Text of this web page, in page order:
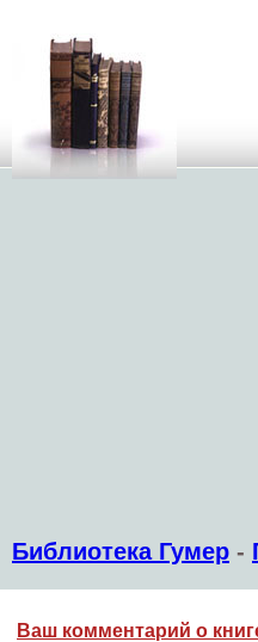
Библиотека Гумер -
Ваш комментарий о